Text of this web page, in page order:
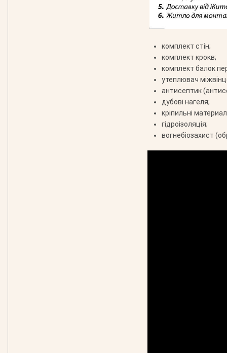
комплект стін;
комплект крокв;
комплект балок
утеплювач
антисептик
дубові нагеля;
кріпильні
гідроізоляція;
вогнебіозахист